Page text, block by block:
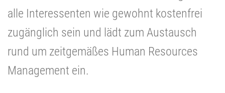
alle Interessenten wie gewohnt kostenfrei
zugänglich sein und lädt zum Austausch
rund um zeitgemäßes Human Resources
Management ein.